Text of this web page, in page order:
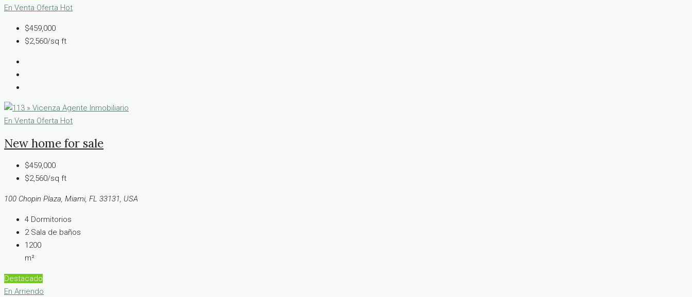
En Venta Oferta Hot
$459,000
$2,560/sq ft
En Venta Oferta Hot
New home for sale
$459,000
$2,560/sq ft
100 Chopin Plaza, Miami, FL 33131, USA
4 Dormitorios
2 Sala de baños
1200
m²
Destacado
En Arriendo